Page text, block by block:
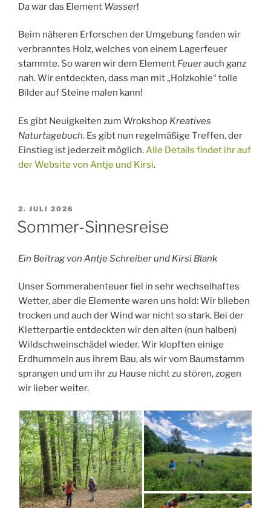
Da war das Element Wasser!
Beim näheren Erforschen der Umgebung fanden wir
verbranntes Holz, welches von einem Lagerfeuer
stammte. So waren wir dem Element Feuerauch ganz
nah. Wir entdeckten, dass man mit „Holzkohle“ tolle
Bilder auf Steine malen kann!
Es gibt Neuigkeiten zum Wrokshop Kreatives
Naturtagebuch. Es gibt nun regelmäßige Treffen, der
Einstieg ist jederzeit möglich.Alle Details findet ihr auf
der Website von Antje und Kirsi.
VERÖFFENTLICHT
AM
2. JULI 2026
Sommer-Sinnesreise
Ein Beitrag von Antje Schreiber und Kirsi Blank
Unser Sommerabenteuer fiel in sehr wechselhaftes
Wetter, aber die Elemente waren uns hold: Wir blieben
trocken und auch der Wind war nicht so stark. Bei der
Kletterpartie entdeckten wir den alten (nun halben)
Wildschweinschädel wieder. Wir klopften einige
Erdhummeln aus ihrem Bau, als wir vom Baumstamm
sprangen und um ihr zu Hause nicht zu stören, zogen
wir lieber weiter.